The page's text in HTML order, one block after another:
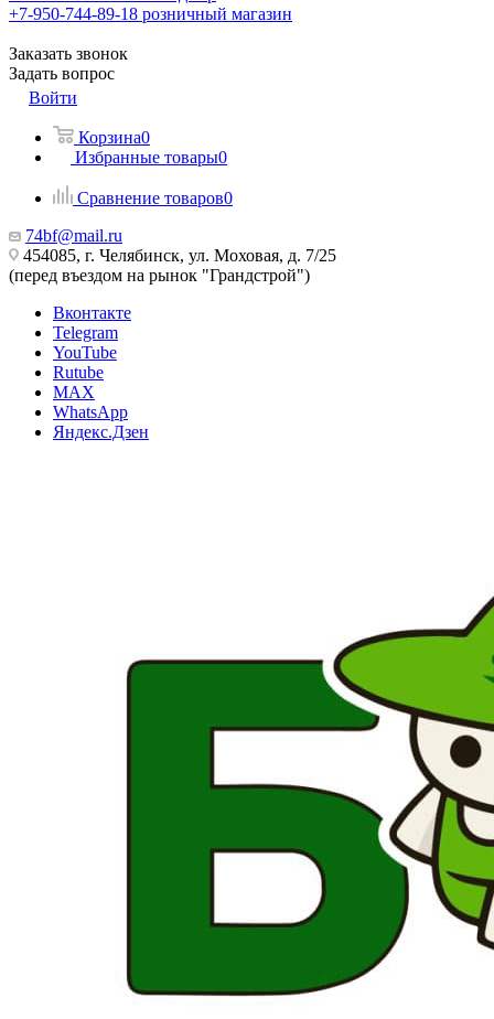
+7-950-744-89-18 розничный магазин
Заказать звонок
Задать вопрос
Войти
Корзина0
Избранные товары0
Сравнение товаров0
74bf@mail.ru
454085, г. Челябинск, ул. Моховая, д. 7/25
(перед въездом на рынок "Грандстрой")
Вконтакте
Telegram
YouTube
Rutube
MAX
WhatsApp
Яндекс.Дзен